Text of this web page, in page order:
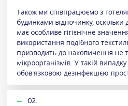
Також ми співпрацюємо з
будинками відпочинку, оскільки
має особливе гігієнічне
використання подібного
призводить до накопичення не
мікроорганізмів. У такій
обов'язковою дезінфекцією
02.